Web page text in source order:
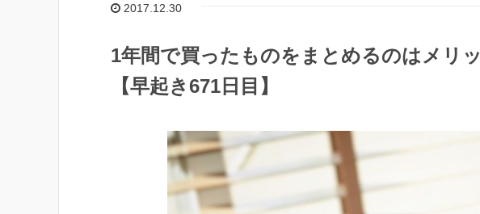
2017.12.30
1年間で買ったものをまとめるのはメリ
【早起き671日目】